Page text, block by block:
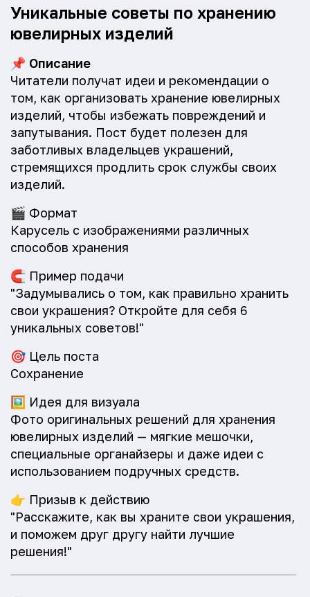
Уникальные советы по хранению
ювелирных изделий
📌 Описание
Читатели получат идеи и рекомендации о
том, как организовать хранение ювелирных
изделий, чтобы избежать повреждений и
запутывания. Пост будет полезен для
заботливых владельцев украшений,
стремящихся продлить срок службы своих
изделий.
🎬 Формат
Карусель с изображениями различных
способов хранения
🧲 Пример подачи
"Задумывались о том, как правильно хранить
свои украшения? Откройте для себя 6
уникальных советов!"
🎯 Цель поста
Сохранение
🖼️ Идея для визуала
Фото оригинальных решений для хранения
ювелирных изделий — мягкие мешочки,
специальные органайзеры и даже идеи с
использованием подручных средств.
👉 Призыв к действию
"Расскажите, как вы храните свои украшения,
и поможем друг другу найти лучшие
решения!"